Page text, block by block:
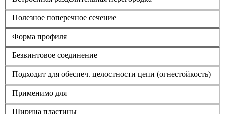
Полезное поперечное сечение
Форма профиля
Безвинтовое соединение
Подходит для обеспеч. целостности цепи (огнестойкость)
Применимо для
Ширина пластины